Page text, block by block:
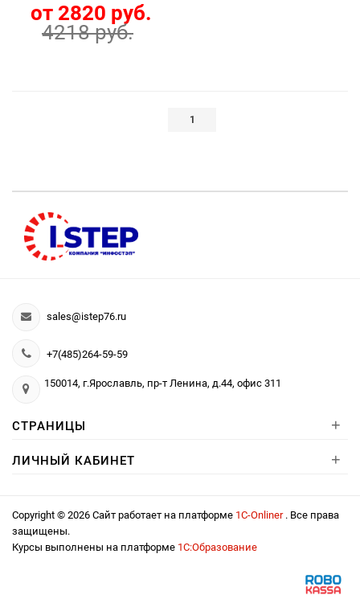
от 2820 руб.
4218 руб.
1
sales@istep76.ru
+7(485)264-59-59
150014, г.Ярославль, пр-т Ленина, д.44, офис 311
СТРАНИЦЫ +
ЛИЧНЫЙ КАБИНЕТ +
Copyright © 2026 Сайт работает на платформе 1С-Onliner . Все права
защищены.
Курсы выполнены на платформе 1С:Образование